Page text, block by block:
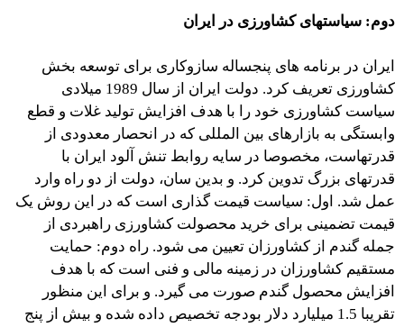
دوم: سیاستهای کشاورزی در ایران
ایران در برنامه های پنجساله سازوکاری برای توسعه بخش
کشاورزی تعریف کرد. دولت ایران از سال 1989 میلادی
سیاست کشاورزی خود را با هدف افزایش تولید غلات و قطع
وابستگی به بازارهای بین المللی که در انحصار معدودی از
قدرتهاست، مخصوصا در سایه روابط تنش آلود ایران با
قدرتهای بزرگ تدوین کرد. و بدین سان، دولت از دو راه وارد
عمل شد. اول: سیاست قیمت گذاری است که در این روش یک
قیمت تضمینی برای خرید محصولت کشاورزی راهبردی از
جمله گندم از کشاورزان تعیین می شود. راه دوم: حمایت
مستقیم کشاورزان در زمینه مالی و فنی است که با هدف
افزایش محصول گندم صورت می گیرد. و برای این منظور
تقریبا 1.5 میلیارد دلار بودجه تخصیص داده شده و بیش از پنج